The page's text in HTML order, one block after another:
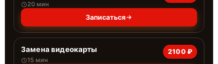
20 мин
Записаться
Замена видеокарты
15 мин
2100 ₽